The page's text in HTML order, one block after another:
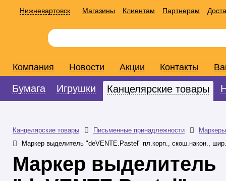
Нижневартовск Магазины Клиентам Партнерам
Компания Новости Акции Контакты
Бумага Игрушки Канцелярские товары
Канцелярские товары Письменные принадлежности
Маркеры
Маркер выделитель "deVENTE.Pastel" пл.корп., скош.након.,
Маркер выделитель